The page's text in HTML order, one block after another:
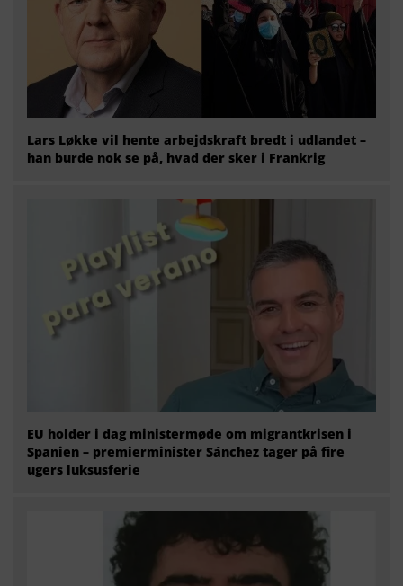
Lars Løkke vil hente arbejdskraft bredt i udlandet –
han burde nok se på, hvad der sker i Frankrig
EU holder i dag ministermøde om migrantkrisen i
Spanien – premierminister Sánchez tager på fire
ugers luksusferie